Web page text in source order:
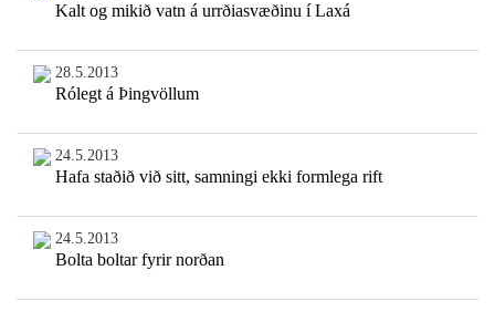
Kalt og mikið vatn á urrðiasvæðinu í Laxá
28.5.2013
Rólegt á Þingvöllum
24.5.2013
Hafa staðið við sitt, samningi ekki formlega rift
24.5.2013
Bolta boltar fyrir norðan